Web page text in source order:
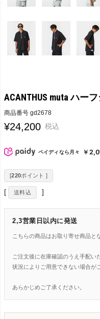
ACANTHUS muta ハー
商品番号 gd2678
¥24,200 税込
ペイディなら月々 ￥
[220ポイント ]
送料込
2,3営業日以内に発送
こちらの商品はお取り寄せ商品と
ご注文後に在庫確認のうえ手配い
状況によりご用意できない場合が
あらかじめご了承ください。